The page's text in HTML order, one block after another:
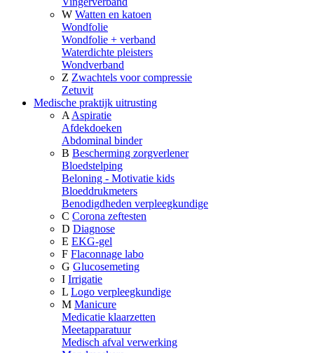
W Watten en katoen
Wondfolie
Wondfolie + verband
Waterdichte pleisters
Wondverband
Z Zwachtels voor compressie
Zetuvit
Medische praktijk uitrusting
A Aspiratie
Afdekdoeken
Abdominal binder
B Bescherming zorgverlener
Bloedstelping
Beloning - Motivatie kids
Bloeddrukmeters
Benodigdheden verpleegkundige
C Corona zeftesten
D Diagnose
E EKG-gel
F Flaconnage labo
G Glucosemeting
I Irrigatie
L Logo verpleegkundige
M Manicure
Medicatie klaarzetten
Meetapparatuur
Medisch afval verwerking